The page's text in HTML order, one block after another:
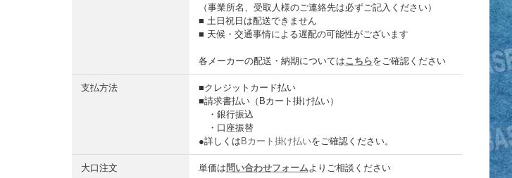
（事業所名、受取人様のご連絡先は必ずご記入ください）
■ 土日祝日は配送できません
■ 天候・交通事情による遅配の可能性がございます
各メーカーの配送・納期についてはこちらをご確認ください
支払方法
■クレジットカード払い
■請求書払い（Bカート掛け払い）
・銀行振込
・口座振替
●詳しくは Bカート掛け払いをご確認ください。
大口注文 単価は 問い合わせフォーム よりご相談ください